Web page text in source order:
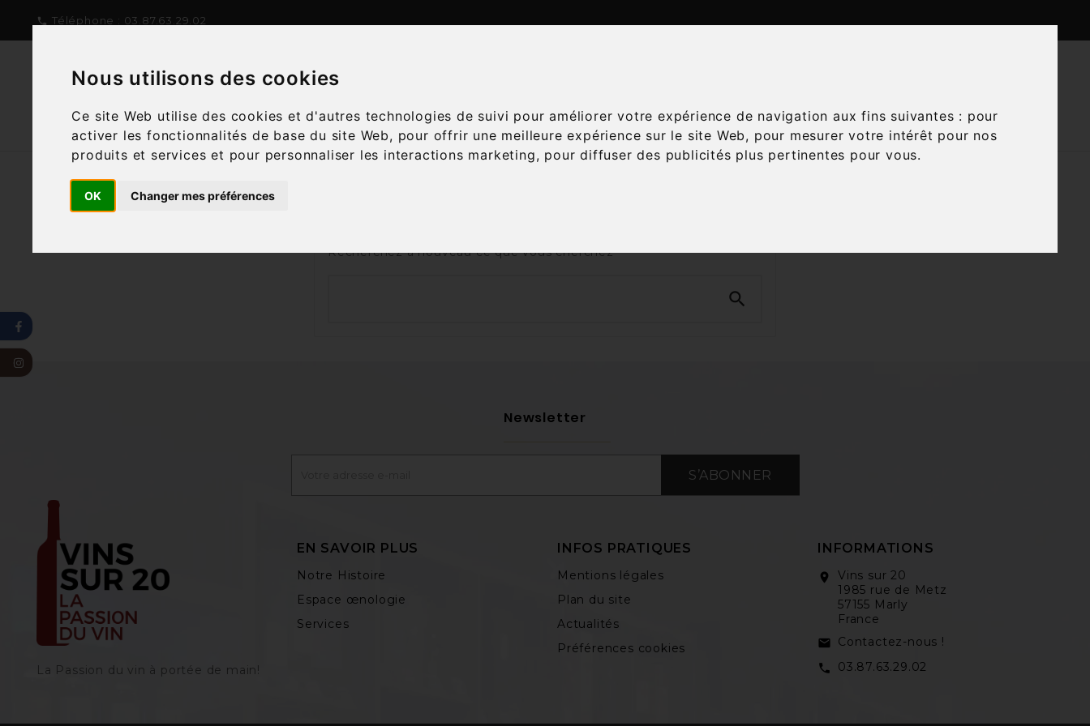
Nous utilisons des cookies
Ce site Web utilise des cookies et d'autres technologies de suivi pour améliorer votre expérience de navigation aux fins suivantes : pour
activer les fonctionnalités de base du site Web, pour offrir une meilleure expérience sur le site Web, pour mesurer votre intérêt pour nos
produits et services et pour personnaliser les interactions marketing, pour diffuser des publicités plus pertinentes pour vous.
OK Changer mes préférences
 Téléphone : 03.87.63.29.02
Recherchez à nouveau ce que vous cherchez

Newsletter
S’ABONNER
La Passion du vin à portée de main‎!
EN SAVOIR PLUS
Notre Histoire
Espace œnologie
Services
INFOS PRATIQUES
Mentions légales
Plan du site
Actualités
Préférences cookies
INFORMATIONS
location_on
Vins sur 20
1985 rue de Metz
57155 Marly
France
email Contactez-nous !
call 03.87.63.29.02